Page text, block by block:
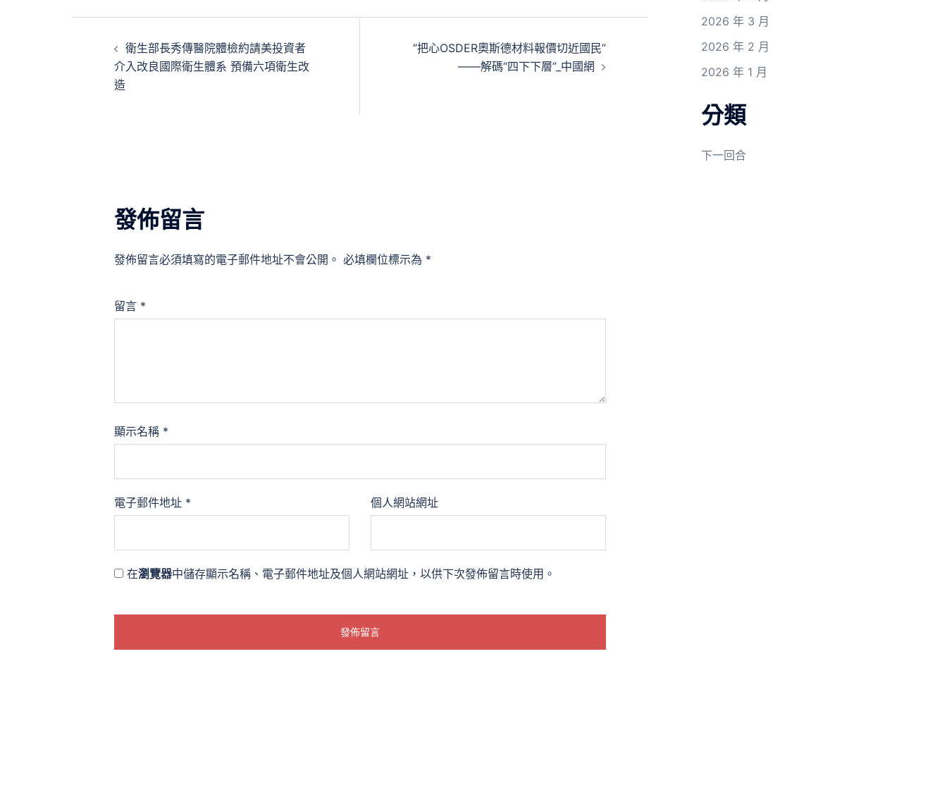
衛生部長秀傳醫院體檢約請美投資者
介入改良國際衛生體系 預備六項衛生改
造
“把心OSDER奧斯德材料報價切近國民”
——解碼“四下下層”_中國網
發佈留言
發佈留言必須填寫的電子郵件地址不會公開。 必填欄位標示為 *
留言 *
顯示名稱 *
電子郵件地址 * 個人網站網址
在瀏覽器中儲存顯示名稱、電子郵件地址及個人網站網址，以供下次發佈留言時使用。
2026 年 3 月
2026 年 2 月
2026 年 1 月
分類
下一回合